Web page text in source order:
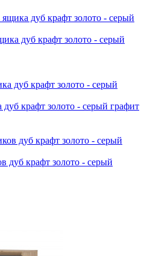
дуб крафт золото - серый
крафт золото - серый графит
крафт золото - серый